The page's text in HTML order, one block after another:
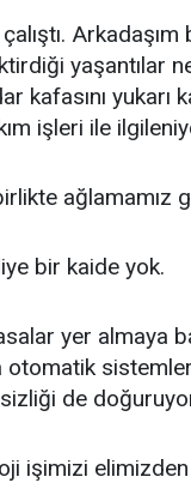
yaşantılar
kafasını yukarı
işleri ile
ağlamamız
bir kaide yok.
yer almaya
sistemler
de
işimizi